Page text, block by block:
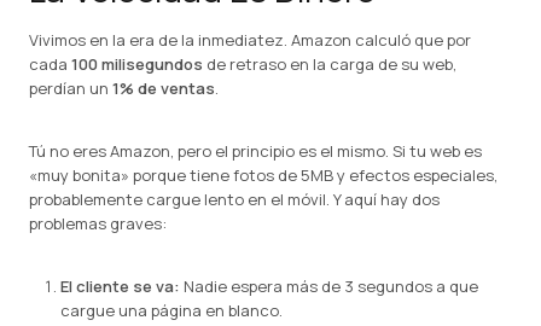
Vivimos en la era de la inmediatez. Amazon calculó que por
cada 100 milisegundos de retraso en la carga de su web,
perdían un 1% de ventas.
Tú no eres Amazon, pero el principio es el mismo. Si tu web es
«muy bonita» porque tiene fotos de 5MB y efectos especiales,
probablemente cargue lento en el móvil. Y aquí hay dos
problemas graves:
El cliente se va: Nadie espera más de 3 segundos a que
cargue una página en blanco.